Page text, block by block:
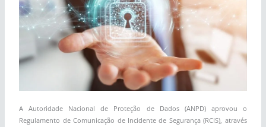
A Autoridade Nacional de Proteção de Dados (ANPD) aprovou o
Regulamento de Comunicação de Incidente de Segurança (RCIS), através